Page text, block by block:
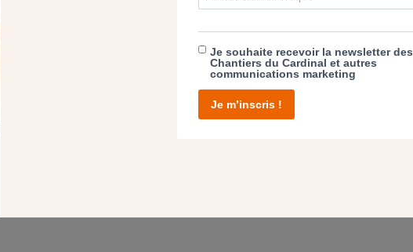
SEUL VOTRE DON
NOUS PERMET D’AGIRJe souhaite recevoir la newsletter des
Chantiers du Cardinal et autres
communications marketing
Je m’inscris !